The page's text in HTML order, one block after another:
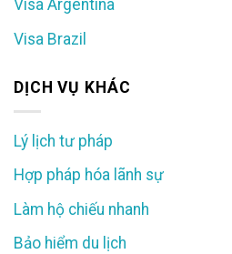
Visa Argentina
Visa Brazil
DỊCH VỤ KHÁC
Lý lịch tư pháp
Hợp pháp hóa lãnh sự
Làm hộ chiếu nhanh
Bảo hiểm du lịch